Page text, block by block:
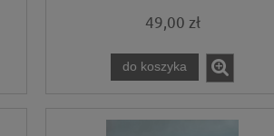
49,00 zł
do koszyka